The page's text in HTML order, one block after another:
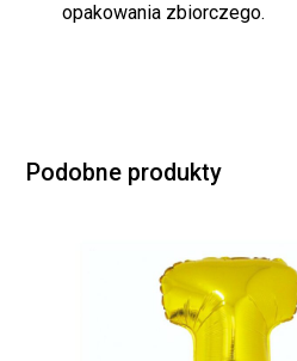
opakowania zbiorczego.
Podobne produkty